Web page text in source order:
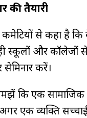
की तैयारी
कमेटियों से कहा है
स्कूलों और कॉलेजों
करें।
कि एक सामाजिक
एक व्यक्ति